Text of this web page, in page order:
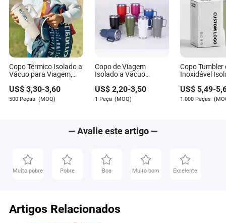
Copo Térmico Isolado a
Vácuo para Viagem,
Caneca Sublimática,
Flasco, Copo Flowstate
em Aço Inoxidável com
US$3,30-3,60
500 Peças (MOQ)
Copo de Viagem
Isolado a Vácuo
em Aço Inoxidável com
Canudo
US$ 2,20-3,50
1 Peça (MOQ)
Copo Tumbler
Inoxidável
Aventura H2.0
Flowstate 40
US$ 5,49-
1.000 Peças
— Avalie este artigo —
Muito pobre Pobre Boa Muito bom Excelente
Artigos Relacionados